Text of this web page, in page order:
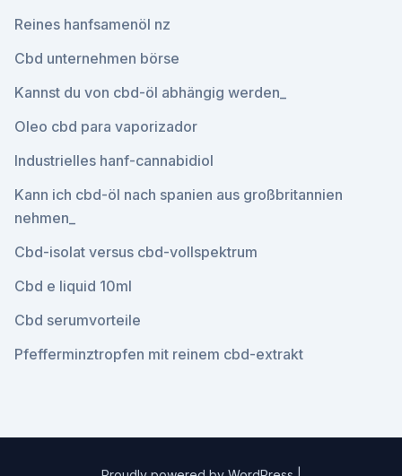
Reines hanfsamenöl nz
Cbd unternehmen börse
Kannst du von cbd-öl abhängig werden_
Oleo cbd para vaporizador
Industrielles hanf-cannabidiol
Kann ich cbd-öl nach spanien aus großbritannien
nehmen_
Cbd-isolat versus cbd-vollspektrum
Cbd e liquid 10ml
Cbd serumvorteile
Pfefferminztropfen mit reinem cbd-extrakt